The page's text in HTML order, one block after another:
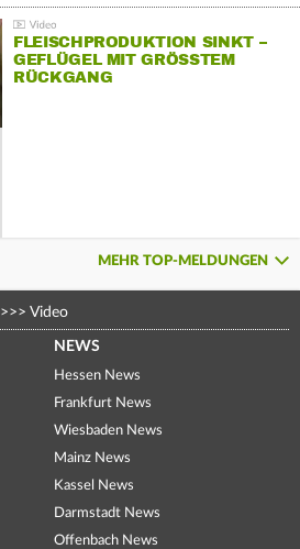
FLEISCHPRODUKTION SINKT –
GEFLÜGEL MIT GRÖSSTEM R
ÜCKGANG
MEHR TOP-MELDUNGEN
>>> Video
NEWS
Hessen News
Frankfurt News
Wiesbaden News
Mainz News
Kassel News
Darmstadt News
Offenbach News